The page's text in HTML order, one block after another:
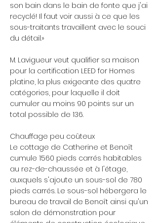
son bain dans le bain de fonte que j'ai
recyclé! Il faut voir aussi à ce que les
sous-traitants travaillent avec le souci
du détail.»
M. Lavigueur veut qualifier sa maison
pour la certification LEED for Homes
platine, la plus exigeante des quatre
catégories, pour laquelle il doit
cumuler au moins 90 points sur un
total possible de 136.
Chauffage peu coûteux
Le cottage de Catherine et Benoît
cumule 1560 pieds carrés habitables
au rez-de-chaussée et à l'étage,
auxquels s'ajoute un sous-sol de 780
pieds carrés. Le sous-sol hébergera le
bureau de travail de Benoît ainsi qu'un
salon de démonstration pour